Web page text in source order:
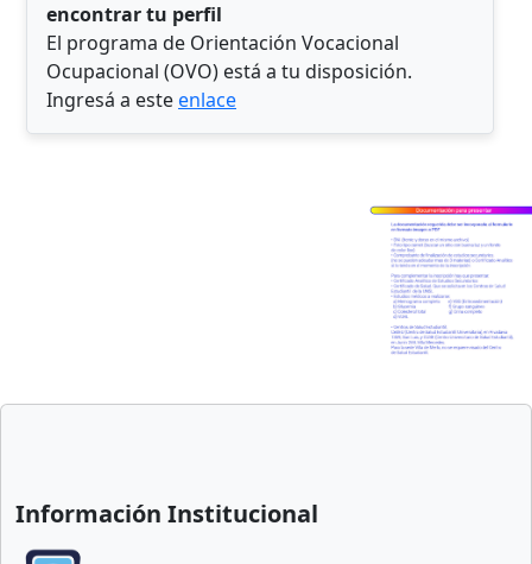
encontrar tu perfil
El programa de Orientación Vocacional
Ocupacional (OVO) está a tu disposición.
Ingresá a esteenlace
Información Institucional